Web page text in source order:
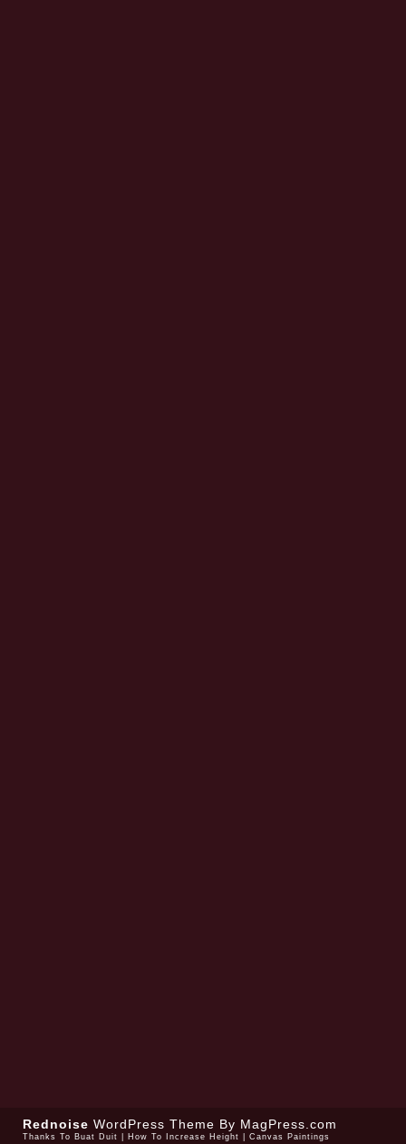
Rednoise WordPress Theme By MagPress.com
Thanks To Buat Duit How To Increase Height Canvas Paintings